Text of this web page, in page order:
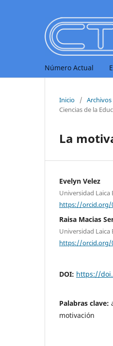
Número Actual
Inicio / Archivos
Ciencias de la
La
Evelyn Velez
Universidad Laica
https://orcid.org/
Raisa Macias
Universidad Laica
https://orcid.org/
DOI: https://
Palabras clave:
motivación